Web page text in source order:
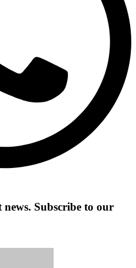
Subscribe to our